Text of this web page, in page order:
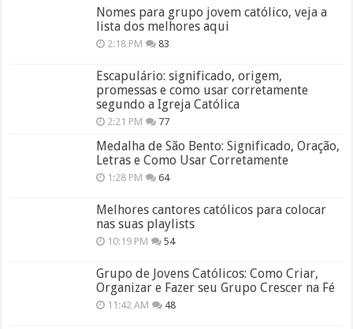
Nomes para grupo jovem católico, veja a
lista dos melhores aqui
2:18 PM 83
Escapulário: significado, origem,
promessas e como usar corretamente
segundo a Igreja Católica
2:21 PM 77
Medalha de São Bento: Significado, Oração,
Letras e Como Usar Corretamente
1:28 PM 64
Melhores cantores católicos para colocar
nas suas playlists
10:19 PM 54
Grupo de Jovens Católicos: Como Criar,
Organizar e Fazer seu Grupo Crescer na Fé
11:42 AM 48